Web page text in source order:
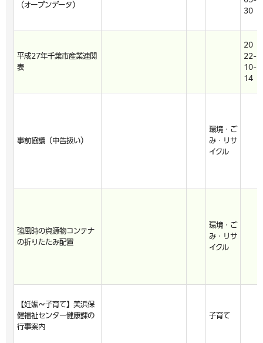
（オープンデータ）
30
平成27年千葉市産業連関
表
20
22-
10-
14
事前協議（申告扱い）
環境・ご
み・リサ
イクル
強風時の資源物コンテナ
の折りたたみ配置
環境・ご
み・リサ
イクル
【妊娠～子育て】美浜保
健福祉センター健康課の
行事案内
子育て